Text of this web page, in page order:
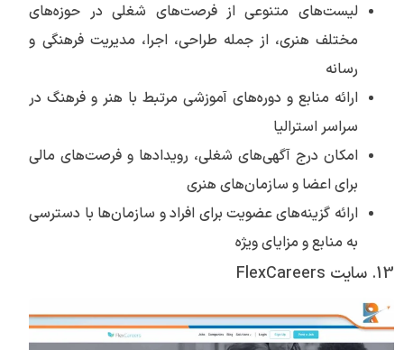
لیست‌های متنوعی از فرصت‌های شغلی در حوزه‌های
مختلف هنری، از جمله طراحی، اجرا، مدیریت فرهنگی و
رسانه
ارائه منابع و دوره‌های آموزشی مرتبط با هنر و فرهنگ در
سراسر استرالیا
امکان درج آگهی‌های شغلی، رویدادها و فرصت‌های مالی
برای اعضا و سازمان‌های هنری
ارائه گزینه‌های عضویت برای افراد و سازمان‌ها با دسترسی
به منابع و مزایای ویژه
13. سایت FlexCareers